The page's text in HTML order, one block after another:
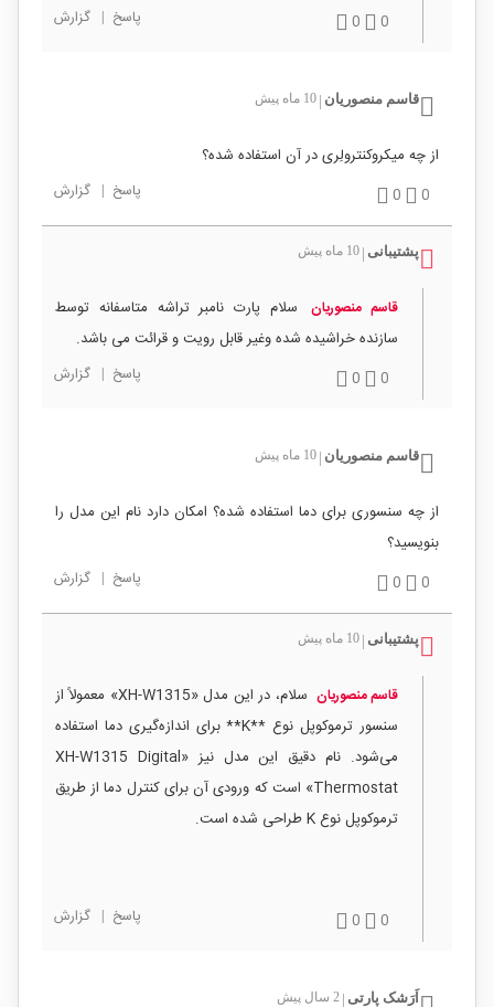
0
0 پاسخ | گزارش
قاسم منصوریان | 10 ماه پیش
از چه میکروکنترولِری در آن استفاده شده؟
0
0 پاسخ | گزارش
پشتیبانی | 10 ماه پیش
قاسم منصوریان
سلام پارت نامبر تراشه متاسفانه توسط
سازنده خراشیده شده وغیر قابل رویت و قرائت می باشد.
0
0 پاسخ | گزارش
قاسم منصوریان | 10 ماه پیش
از چه سنسوری برای دما استفاده شده؟ امکان دارد نام این مدل را
بنویسید؟
0
0 پاسخ | گزارش
پشتیبانی | 10 ماه پیش
قاسم منصوریان
سلام، در این مدل «XH-W1315» معمولاً از
سنسور ترموکوپل نوع **K** برای اندازه‌گیری دما استفاده
می‌شود. نام دقیق این مدل نیز «XH-W1315 Digital
Thermostat» است که ورودی آن برای کنترل دما از طریق
ترموکوپل نوع K طراحی شده است.
0
0 پاسخ | گزارش
اَرَشک پارتی | 2 سال پیش